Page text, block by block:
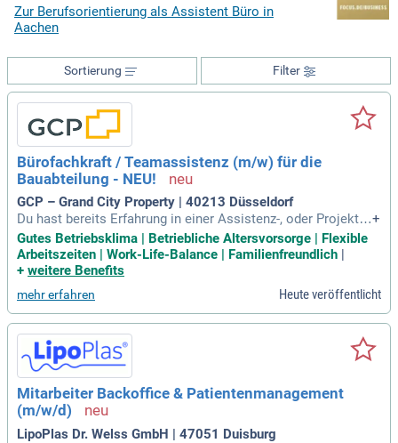
Zur Berufsorientierung als Assistent Büro in
Aachen
Filter
Sortierung
Bürofachkraft / Teamassistenz (m/w) für die
Bauabteilung - NEU!
GCP – Grand City Property | 40213 Düsseldorf
Du hast bereits Erfahrung in einer Assistenz-, oder Projekta
ssistenzfunktion gesammelt – idealerweise im Bau-, Immob
ilien- oder Projektmanagement. Du kennst dich gut mit Wind
ows und Microsoft Office, vornehmlich Excel, gut aus.
+
Gutes Betriebsklima | Betriebliche Altersvorsorge | Flexible
Arbeitszeiten | Work-Life-Balance | Familienfreundlich
+ weitere Benefits
mehr erfahren Heute veröffentlicht
Mitarbeiter Backoffice & Patientenmanagement
(m/w/d)
LipoPlas Dr. Welss GmbH | 47051 Duisburg